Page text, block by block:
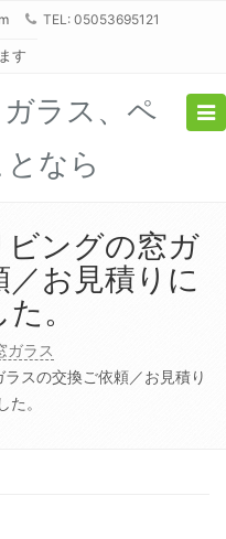
TEL: 05053695121
す
ラス、ペ
なら
ングの窓ガ
お見積りに
。
ガラス
スの交換ご依頼／お見積り
た。